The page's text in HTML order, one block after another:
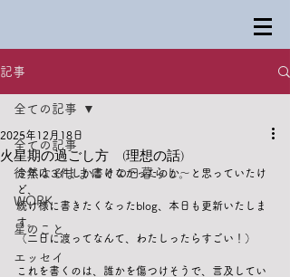
記事
全ての記事
徒然なるままにその日暮らし。
WORK
星のこと
エッセイ
全ての記事
火星期の過ごし方 (理想の話)
2025年12月18日
今年は３件しか書けなかったのか〜と思っていたけ
ど、
続け様に書きたくなったblog、本日も更新いたしま
す。
（二日に渡ってなんて、わたしったらすごい！）
これを書くのは、誰かを傷つけそうで、言及してい